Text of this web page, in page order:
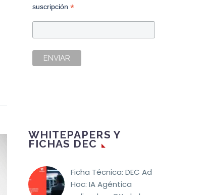
suscripción *
WHITEPAPERS Y
FICHAS DEC
Ficha Técnica: DEC Ad
Hoc: IA Agéntica